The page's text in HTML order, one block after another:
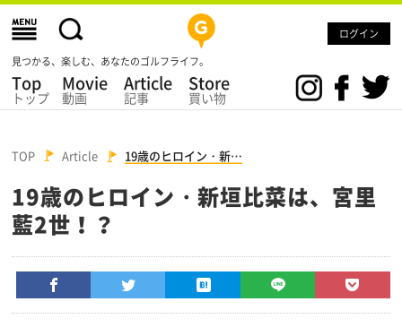
ログイン
見つかる、楽しむ、あなたのゴルフライフ。
Top
トップ
Movie
動画
Article
記事
Store
買い物
TOP Article 19歳のヒロイン・新…
19歳のヒロイン・新垣比菜は、宮里
藍2世！？